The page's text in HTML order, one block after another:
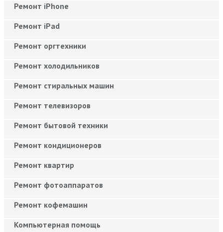
Ремонт iPhone
Ремонт iPad
Ремонт оргтехники
Ремонт холодильников
Ремонт стиральных машин
Ремонт телевизоров
Ремонт бытовой техники
Ремонт кондиционеров
Ремонт квартир
Ремонт фотоаппаратов
Ремонт кофемашин
Компьютерная помощь